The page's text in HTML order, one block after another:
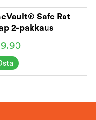
Safe Rat
2-pakkaus